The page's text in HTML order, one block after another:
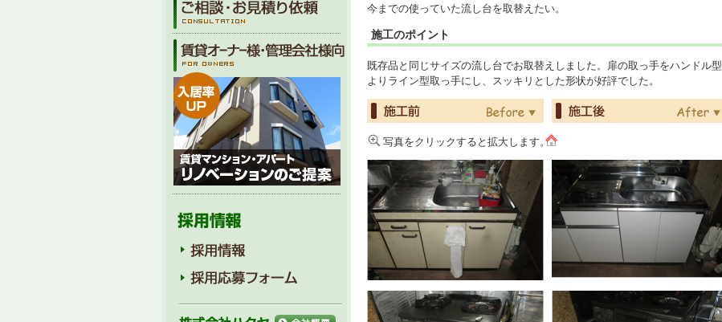
今までの使っていた流し台を取替えたい。
施工のポイント
既存品と同じサイズの流し台でお取替えしました。扉の取っ手をハンドル型
よりライン型取っ手にし、スッキリとした形状が好評でした。
写真をクリックすると拡大します。